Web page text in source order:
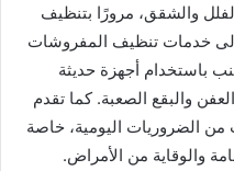
والشقق، مرورًا بتنظيف
إلى خدمات تنظيف المفروشات
باستخدام أجهزة حديثة
والبقع الصعبة. كما تقدم
الضروريات اليومية، خاصة
والوقاية من الأمراض.